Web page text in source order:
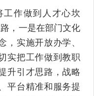
作做到人才心坎
，一是在部门文化
，实施开放办学、
实把工作做到教职
升引才思路，战略
平台精准和服务提